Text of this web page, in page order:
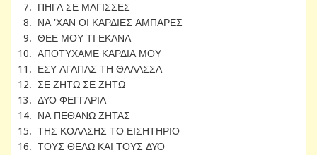
7. ΠΗΓΑ ΣΕ ΜΑΓΙΣΣΕΣ
8. ΝΑ 'ΧΑΝ ΟΙ ΚΑΡΔΙΕΣ ΑΜΠΑΡΕΣ
9. ΘΕΕ ΜΟΥ ΤΙ ΕΚΑΝΑ
10. ΑΠΟΤΥΧΑΜΕ ΚΑΡΔΙΑ ΜΟΥ
11. ΕΣΥ ΑΓΑΠΑΣ ΤΗ ΘΑΛΑΣΣΑ
12. ΣΕ ΖΗΤΩ ΣΕ ΖΗΤΩ
13. ΔΥΟ ΦΕΓΓΑΡΙΑ
14. ΝΑ ΠΕΘΑΝΩ ΖΗΤΑΣ
15. ΤΗΣ ΚΟΛΑΣΗΣ ΤΟ ΕΙΣΗΤΗΡΙΟ
16. ΤΟΥΣ ΘΕΛΩ ΚΑΙ ΤΟΥΣ ΔΥΟ